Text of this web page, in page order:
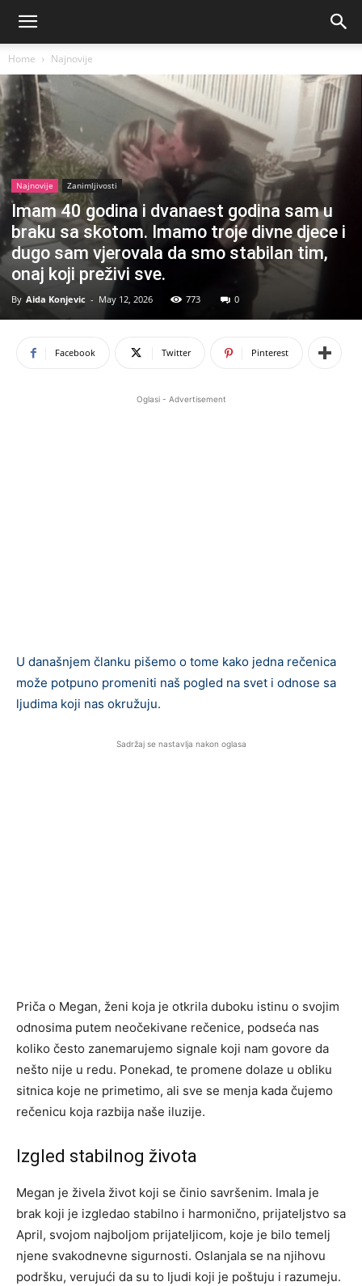
Home Najnovije
Najnovije Zanimljivosti
Imam 40 godina i dvanaest godina sam u
braku sa skotom. Imamo troje divne djece i
dugo sam vjerovala da smo stabilan tim,
onaj koji preživi sve.
By Aida Konjevic - May 12, 2026 773 0
Facebook Twitter Pinterest
Oglasi - Advertisement
U današnjem članku pišemo o tome kako jedna rečenica
može potpuno promeniti naš pogled na svet i odnose sa
ljudima koji nas okružuju.
Sadržaj se nastavlja nakon oglasa
Priča o Megan, ženi koja je otkrila duboku istinu o svojim
odnosima putem neočekivane rečenice, podseća nas
koliko često zanemarujemo signale koji nam govore da
nešto nije u redu. Ponekad, te promene dolaze u obliku
sitnica koje ne primetimo, ali sve se menja kada čujemo
rečenicu koja razbija naše iluzije.
Izgled stabilnog života
Megan je živela život koji se činio savršenim. Imala je
brak koji je izgledao stabilno i harmonično, prijateljstvo sa
April, svojom najboljom prijateljicom, koje je bilo temelj
njene svakodnevne sigurnosti. Oslanjala se na njihovu
podršku, verujući da su to ljudi koji je poštuju i razumeju.